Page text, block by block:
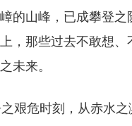
的山峰，已成攀登
，那些过去不敢想
未来。
危时刻，从赤水之